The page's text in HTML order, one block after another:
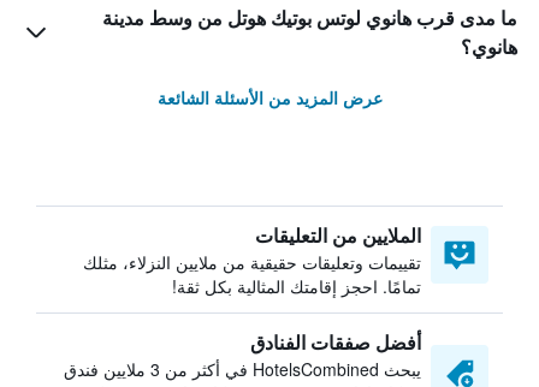
ما مدى قرب هانوي لوتس بوتيك هوتل من وسط مدينة
هانوي؟
عرض المزيد من الأسئلة الشائعة
الملايين من التعليقات
تقييمات وتعليقات حقيقية من ملايين النزلاء، مثلك
تمامًا. احجز إقامتك المثالية بكل ثقة!
أفضل صفقات الفنادق
يبحث HotelsCombined في أكثر من 3 ملايين فندق